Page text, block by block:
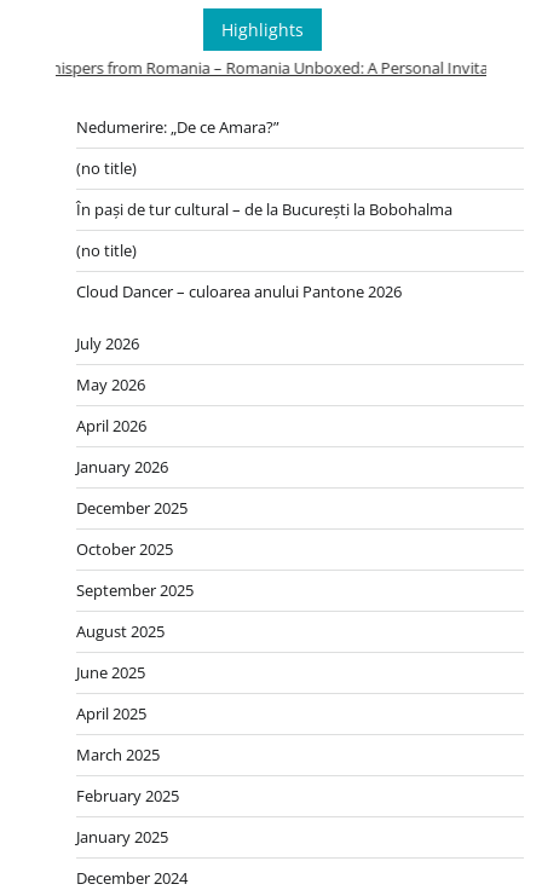
Highlights
Whispers from Romania – Romania Unboxed: A Personal Invitation to
Nedumerire: „De ce Amara?”
(no title)
În pași de tur cultural – de la București la Bobohalma
(no title)
Cloud Dancer – culoarea anului Pantone 2026
July 2026
May 2026
April 2026
January 2026
December 2025
October 2025
September 2025
August 2025
June 2025
April 2025
March 2025
February 2025
January 2025
December 2024